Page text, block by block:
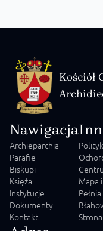
Kościół
Nawigacja
Archieparchia
Parafie
Biskupi
Księża
Instytucje
Dokumenty
Kontakt
Mapa